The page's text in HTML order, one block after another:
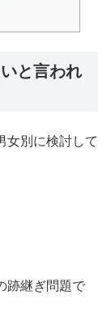
と言われ
女別に検討して
跡継ぎ問題で